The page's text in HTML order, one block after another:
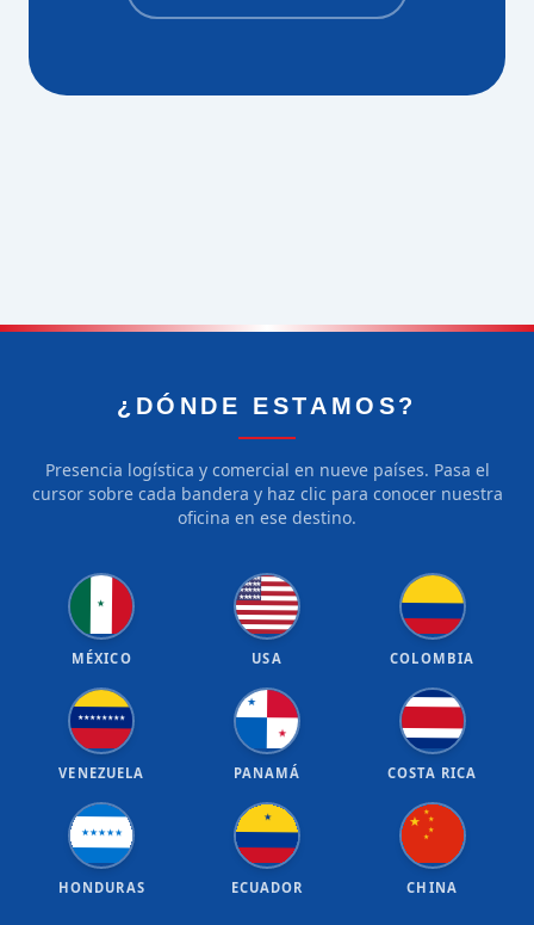
¿DÓNDE ESTAMOS?
Presencia logística y comercial en nueve países. Pasa el
cursor sobre cada bandera y haz clic para conocer nuestra
oficina en ese destino.
★
MÉXICO
★★★★
★★★★★
★★★★★
★★★★★
USA COLOMBIA
★★★★★★★★
VENEZUELA
★
★
PANAMÁ COSTA RICA
★★★★★
HONDURAS
★
ECUADOR
★
★
★
★
★
CHINA